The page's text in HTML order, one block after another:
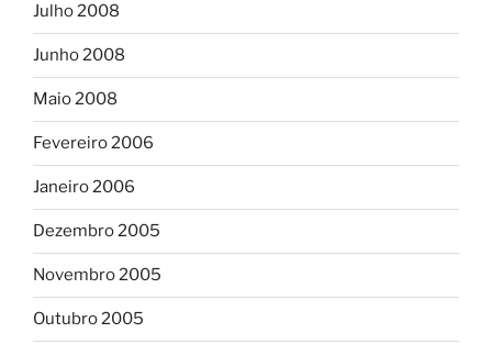
Julho 2008
Junho 2008
Maio 2008
Fevereiro 2006
Janeiro 2006
Dezembro 2005
Novembro 2005
Outubro 2005